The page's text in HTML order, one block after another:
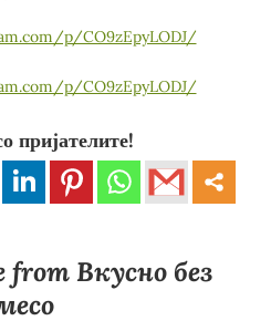
p/CO9zEpyLODJ/
p/CO9zEpyLODJ/
пријателите!
from Вкусно без